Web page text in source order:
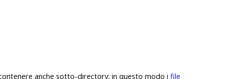
anche sotto-directory; in questo modo ifile